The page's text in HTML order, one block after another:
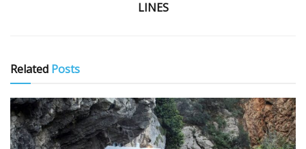
LINES
Related Posts